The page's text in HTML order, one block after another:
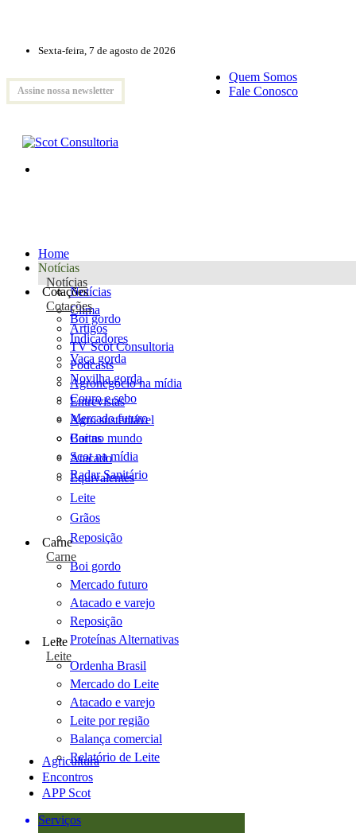
Sexta-feira, 7 de agosto de 2026
Assine nossa newsletter
Quem Somos
Fale Conosco
Home
Notícias
Notícias
Notícias
Clima
Artigos
TV Scot Consultoria
Podcasts
Agronegócio na mídia
Entrevistas
Agro sustentável
Cartas
Scot na mídia
Radar Sanitário
Cotações
Cotações
Boi gordo
Indicadores
Vaca gorda
Novilha gorda
Couro e sebo
Mercado futuro
Boi no mundo
Atacado
Equivalentes
Leite
Grãos
Reposição
Carne
Carne
Boi gordo
Mercado futuro
Atacado e varejo
Reposição
Proteínas Alternativas
Leite
Leite
Ordenha Brasil
Mercado do Leite
Atacado e varejo
Leite por região
Balança comercial
Relatório de Leite
Agricultura
Encontros
APP Scot
Serviços